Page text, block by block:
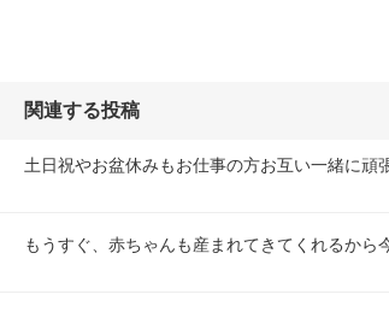
関連する投稿
土日祝やお盆休みもお仕事の方お互い一緒に頑
もうすぐ、赤ちゃんも産まれてきてくれるか